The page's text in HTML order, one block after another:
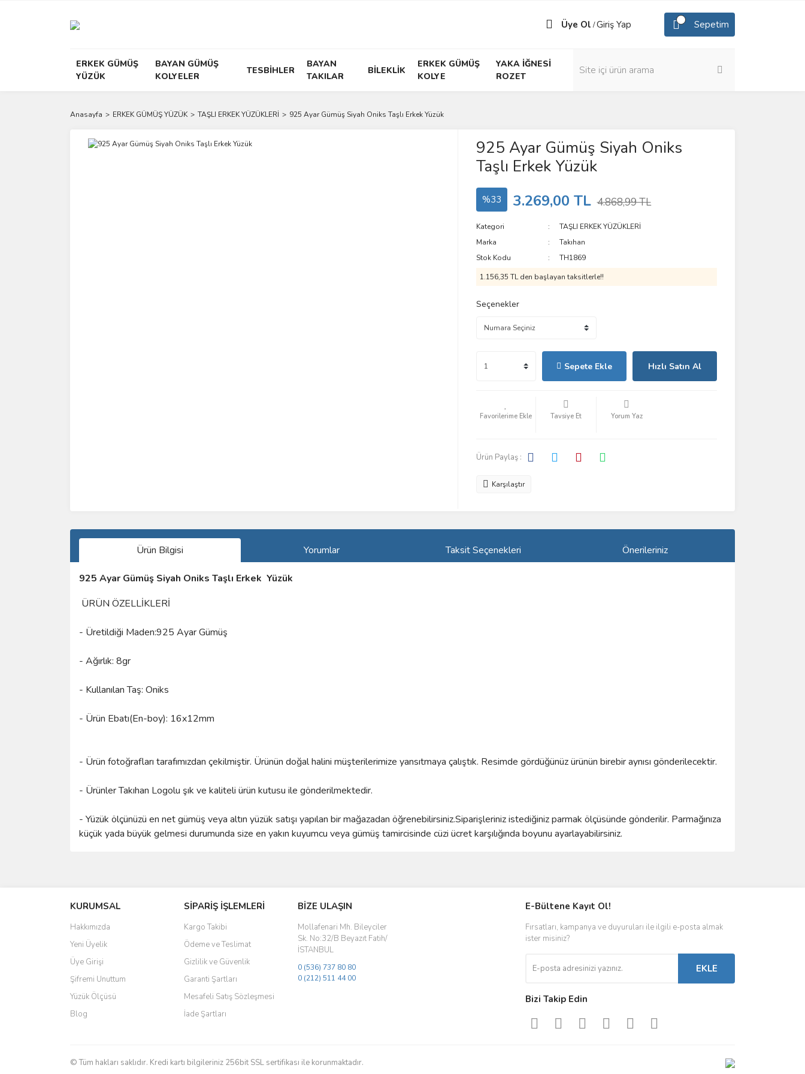
Üye Ol /Giriş Yap Sepetim
ERKEK GÜMÜŞ
YÜZÜK
BAYAN GÜMÜŞ
KOLYELER
TESBİHLER
BAYAN
TAKILAR
BİLEKLİK
ERKEK GÜMÜŞ
KOLYE
YAKA İĞNESİ
ROZET
Anasayfa ERKEK GÜMÜŞ YÜZÜK TAŞLI ERKEK YÜZÜKLERİ 925 Ayar Gümüş Siyah Oniks Taşlı Erkek Yüzük
925 Ayar Gümüş Siyah Oniks
Taşlı Erkek Yüzük
%33 3.269,00 TL 4.868,99 TL
Kategori
TAŞLI ERKEK YÜZÜKLERİ
Marka
Takıhan
Stok Kodu
TH1869
1.156,35 TL den başlayan taksitlerle!!
Seçenekler
Sepete Ekle Hızlı Satın Al
Tavsiye Et Yorum Yaz
Ürün Paylaş :
Karşılaştır
Ürün Bilgisi Yorumlar Taksit Seçenekleri Önerileriniz
925 Ayar Gümüş Siyah Oniks Taşlı Erkek Yüzük
ÜRÜN ÖZELLİKLERİ
- Üretildiği Maden:925 Ayar Gümüş
- Ağırlık: 8gr
- Kullanılan Taş: Oniks
- Ürün Ebatı(En-boy): 16x12mm
- Ürün fotoğrafları tarafımızdan çekilmiştir. Ürünün doğal halini müşterilerimize yansıtmaya çalıştık. Resimde gördüğünüz ürünün birebir aynısı gönderilecektir.
- Ürünler Takıhan Logolu şık ve kaliteli ürün kutusu ile gönderilmektedir.
- Yüzük ölçünüzü en net gümüş veya altın yüzük satışı yapılan bir mağazadan öğrenebilirsiniz.Siparişleriniz istediğiniz parmak ölçüsünde gönderilir. Parmağınıza
küçük yada büyük gelmesi durumunda size en yakın kuyumcu veya gümüş tamircisinde cüzi ücret karşılığında boyunu ayarlayabilirsiniz.
Ürün resmi kalitesiz, bozuk veya görüntülenemiyor.
Ürün açıklamasında eksik bilgiler bulunuyor.
Ürün bilgilerinde hatalar bulunuyor.
Ürün fiyatı diğer sitelerden daha pahalı.
Bu ürüne benzer farklı alternatifler olmalı.
KURUMSAL
Hakkımızda
Yeni Üyelik
Üye Girişi
Şifremi Unuttum
Yüzük Ölçüsü
Blog
SİPARİŞ İŞLEMLERİ
Kargo Takibi
Ödeme ve Teslimat
Gizlilik ve Güvenlik
Garanti Şartları
Mesafeli Satış Sözleşmesi
İade Şartları
BİZE ULAŞIN
Mollafenari Mh. Bileyciler
Sk. No:32/B Beyazıt Fatih/
İSTANBUL
0 (536) 737 80 80
0 (212) 511 44 00
E-Bültene Kayıt Ol!
Fırsatları, kampanya ve duyuruları ile ilgili e-posta almak
ister misiniz?
EKLE
Bizi Takip Edin
© Tüm hakları saklıdır. Kredi kartı bilgileriniz 256bit SSL sertifikası ile korunmaktadır.